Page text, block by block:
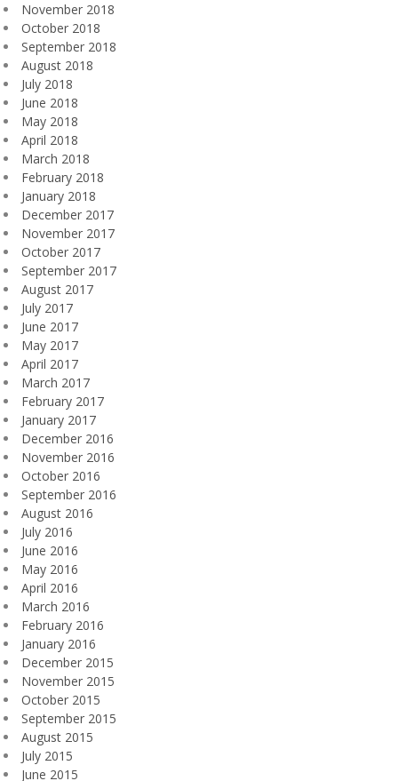
November 2018
October 2018
September 2018
August 2018
July 2018
June 2018
May 2018
April 2018
March 2018
February 2018
January 2018
December 2017
November 2017
October 2017
September 2017
August 2017
July 2017
June 2017
May 2017
April 2017
March 2017
February 2017
January 2017
December 2016
November 2016
October 2016
September 2016
August 2016
July 2016
June 2016
May 2016
April 2016
March 2016
February 2016
January 2016
December 2015
November 2015
October 2015
September 2015
August 2015
July 2015
June 2015